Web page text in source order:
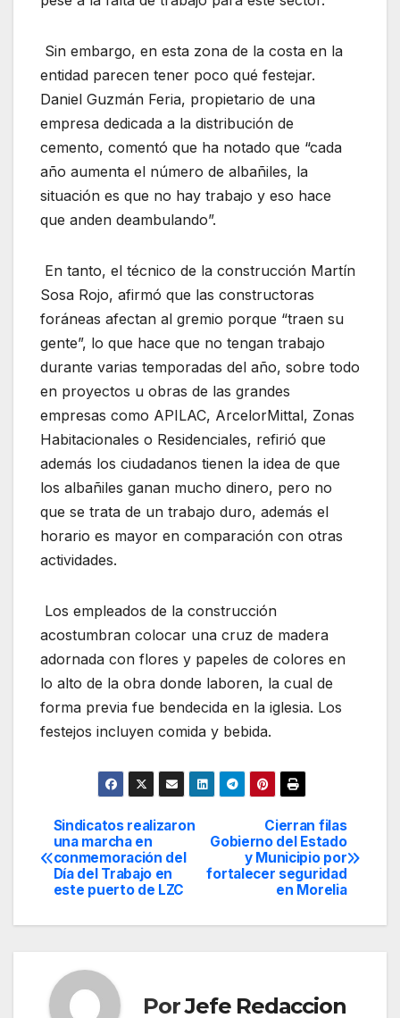
Sin embargo, en esta zona de la costa en la
entidad parecen tener poco qué festejar.
Daniel Guzmán Feria, propietario de una
empresa dedicada a la distribución de
cemento, comentó que ha notado que “cada
año aumenta el número de albañiles, la
situación es que no hay trabajo y eso hace
que anden deambulando”.
En tanto, el técnico de la construcción Martín
Sosa Rojo, afirmó que las constructoras
foráneas afectan al gremio porque “traen su
gente”, lo que hace que no tengan trabajo
durante varias temporadas del año, sobre todo
en proyectos u obras de las grandes
empresas como APILAC, ArcelorMittal, Zonas
Habitacionales o Residenciales, refirió que
además los ciudadanos tienen la idea de que
los albañiles ganan mucho dinero, pero no
que se trata de un trabajo duro, además el
horario es mayor en comparación con otras
actividades.
Los empleados de la construcción
acostumbran colocar una cruz de madera
adornada con flores y papeles de colores en
lo alto de la obra donde laboren, la cual de
forma previa fue bendecida en la iglesia. Los
festejos incluyen comida y bebida.
Navegación
de
entradas
Cierran filas
Gobierno del Estado
y Municipio por
fortalecer seguridad
en Morelia
Sindicatos realizaron
una marcha en
conmemoración del
Día del Trabajo en
este puerto de LZC
PorJefe Redaccion